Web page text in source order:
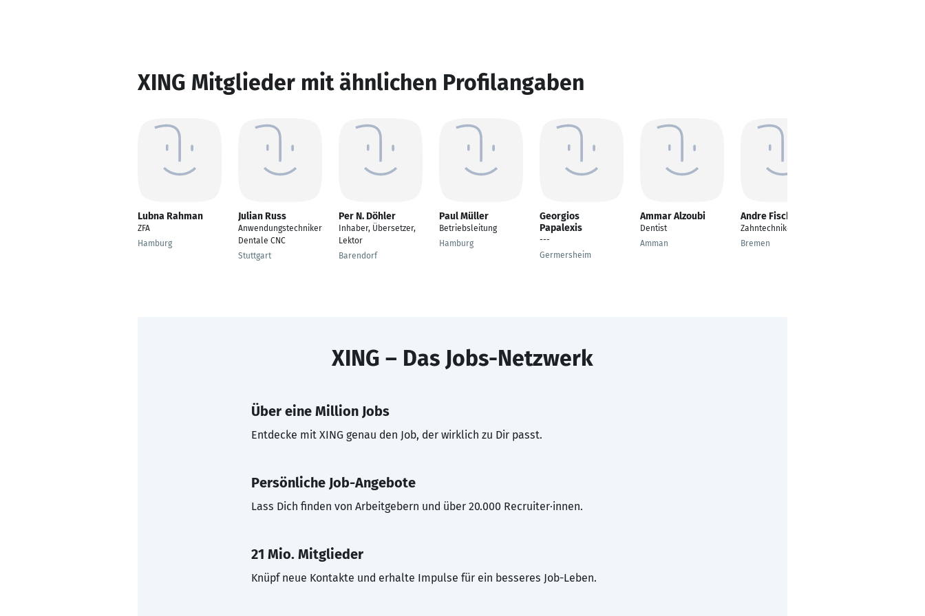
XING Mitglieder mit ähnlichen Profilangaben
Lubna Rahman
ZFA
Hamburg
Julian Russ
Anwendungstechniker
Dentale CNC
Stuttgart
Per N. Döhler
Inhaber, Übersetzer,
Lektor
Barendorf
Paul Müller
Betriebsleitung
Hamburg
Georgios
Papalexis
---
Germersheim
Ammar Alzoubi
Dentist
Amman
Andre Fischer
Zahntechnikermeister
Bremen
XING – Das Jobs-Netzwerk
Über eine Million Jobs
Entdecke mit XING genau den Job, der wirklich zu Dir passt.
Persönliche Job-Angebote
Lass Dich finden von Arbeitgebern und über 20.000 Recruiter·innen.
21 Mio. Mitglieder
Knüpf neue Kontakte und erhalte Impulse für ein besseres Job-Leben.